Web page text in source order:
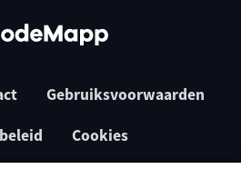
Gebruiksvoorwaarden
Cookies